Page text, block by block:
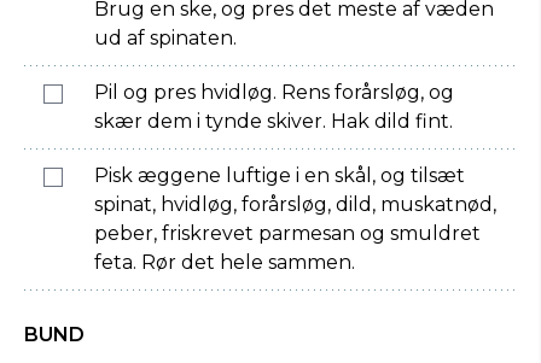
Brug en ske, og pres det meste af væden
ud af spinaten.
Pil og pres hvidløg. Rens forårsløg, og
skær dem i tynde skiver. Hak dild fint.
Pisk æggene luftige i en skål, og tilsæt
spinat, hvidløg, forårsløg, dild, muskatnød,
peber, friskrevet parmesan og smuldret
feta. Rør det hele sammen.
BUND